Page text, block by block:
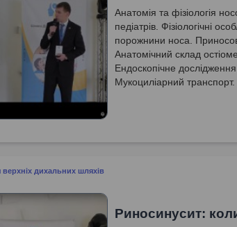
Анатомія та фізіологія
педіатрів. Фізіологічні
порожнини носа.
Анатомічний склад
Ендоскопічне
Мукоциліарний
дихальних шляхів
Риносинусит: